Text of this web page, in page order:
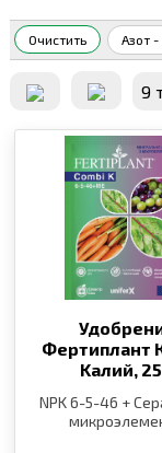
Очистить Азот -
9
Фертиплант
Kалий,
NPK 6-5-46 +